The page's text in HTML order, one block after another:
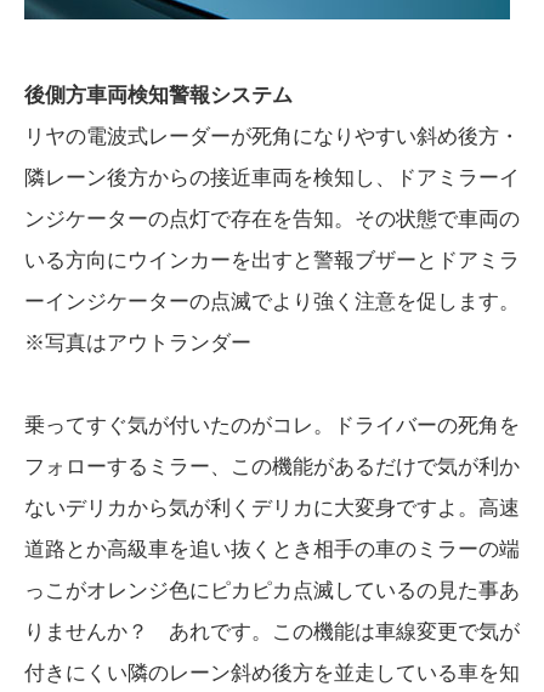
後側方車両検知警報システム
リヤの電波式レーダーが死角になりやすい斜め後方・
隣レーン後方からの接近車両を検知し、ドアミラーイ
ンジケーターの点灯で存在を告知。その状態で車両の
いる方向にウインカーを出すと警報ブザーとドアミラ
ーインジケーターの点滅でより強く注意を促します。
※写真はアウトランダー
乗ってすぐ気が付いたのがコレ。ドライバーの死角を
フォローするミラー、この機能があるだけで気が利か
ないデリカから気が利くデリカに大変身ですよ。高速
道路とか高級車を追い抜くとき相手の車のミラーの端
っこがオレンジ色にピカピカ点滅しているの見た事あ
りませんか？ あれです。この機能は車線変更で気が
付きにくい隣のレーン斜め後方を並走している車を知